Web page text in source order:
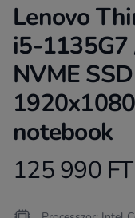
Lenovo
i5-1135G7
NVME
notebook
Product information
125 990 FT
Termékleírás